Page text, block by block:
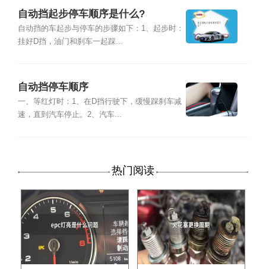
自动挡起步停车顺序是什么?
自动挡的车起步与停车的步骤如下：1、起步时：
挂好D挡，油门和刹车一起踩...
自动挡停车顺序
一、等红灯时：1、在D挡行驶下，缓慢踩刹车减
速，直到汽车停止。2、汽车...
热门阅读